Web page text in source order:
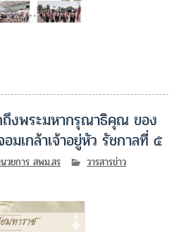
งพระมหากรุณาธิคุณ ของ
มเกล้าเจ้าอยู่หัว รัชกาลที่ ๕
วยการ สพม.สร
วารสารข่าว